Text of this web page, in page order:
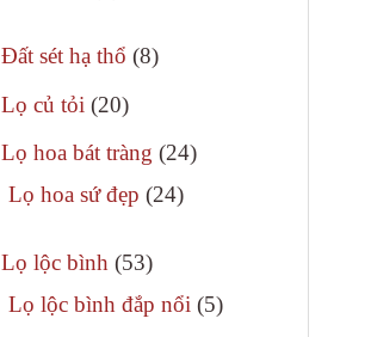
phẩm
Đất sét hạ thổ 88
Lọ củ tỏi 2020
phẩm
Lọ hoa bát tràng 2424
Lọ hoa sứ đẹp 2424
Lọ lộc bình 5353
sản
Lọ lộc bình đắp nổi 55